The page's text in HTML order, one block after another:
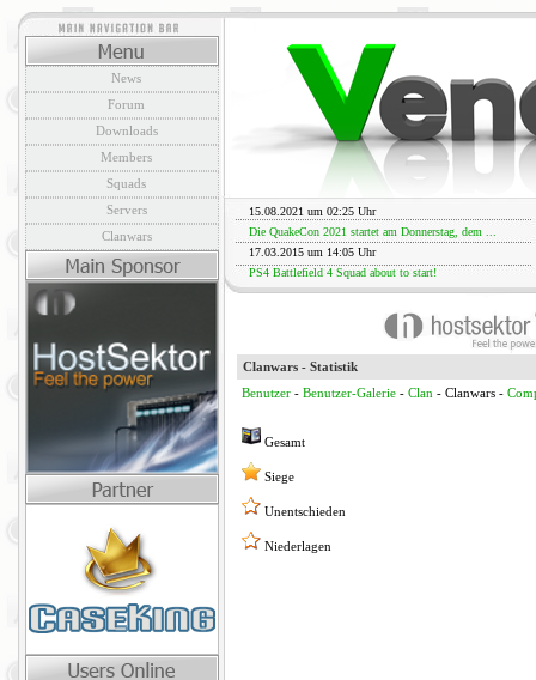
News
Forum
Downloads
Members
Squads
Servers
Clanwars
15.08.2021 um 02:25 Uhr
Die QuakeCon 2021 startet am Donnerstag, dem ...
17.03.2015 um 14:05 Uhr
PS4 Battlefield 4 Squad about to start!
Clanwars - Statistik
Benutzer - Benutzer-Galerie - Clan - Clanwars -
Gesamt
Siege
Unentschieden
Niederlagen